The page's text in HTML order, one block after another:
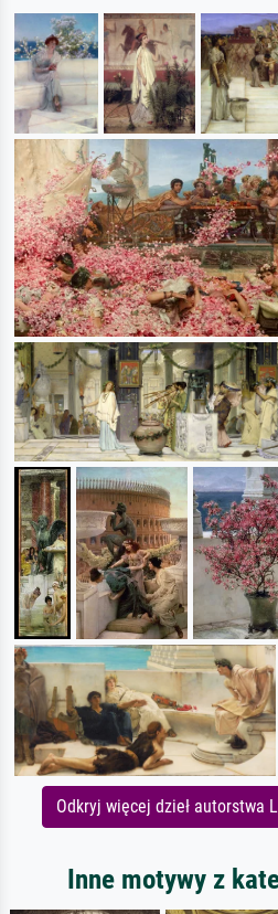
Odkryj więcej dzieł autorstwa
Inne motywy z